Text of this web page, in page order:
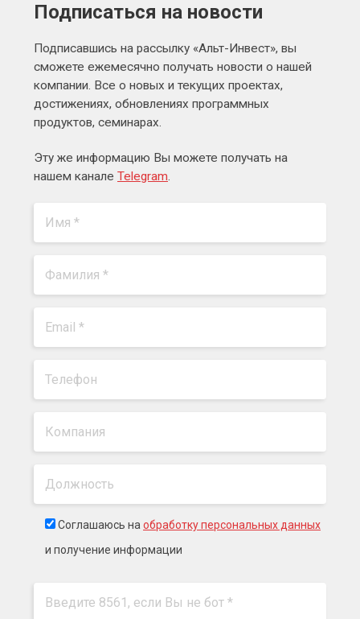
Подписаться на новости
Подписавшись на рассылку «Альт-Инвест», вы
сможете ежемесячно получать новости о нашей
компании. Все о новых и текущих проектах,
достижениях, обновлениях программных
продуктов, семинарах.
Эту же информацию Вы можете получать на
нашем канале Telegram.
Соглашаюсь на обработку персональных данных
и получение информации